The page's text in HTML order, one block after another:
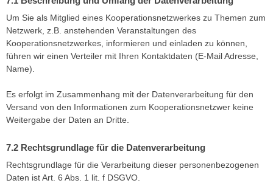
Um Sie als Mitglied eines Kooperationsnetzwerkes zu Themen zum
Netzwerk, z.B. anstehenden Veranstaltungen des
Kooperationsnetzwerkes, informieren und einladen zu können,
führen wir einen Verteiler mit Ihren Kontaktdaten (E-Mail Adresse,
Name).
Es erfolgt im Zusammenhang mit der Datenverarbeitung für den
Versand von den Informationen zum Kooperationsnetzwer keine
Weitergabe der Daten an Dritte.
Rechtsgrundlage für die Datenverarbeitung
Rechtsgrundlage für die Verarbeitung dieser personenbezogenen
Daten ist Art. 6 Abs. 1 lit. f DSGVO.